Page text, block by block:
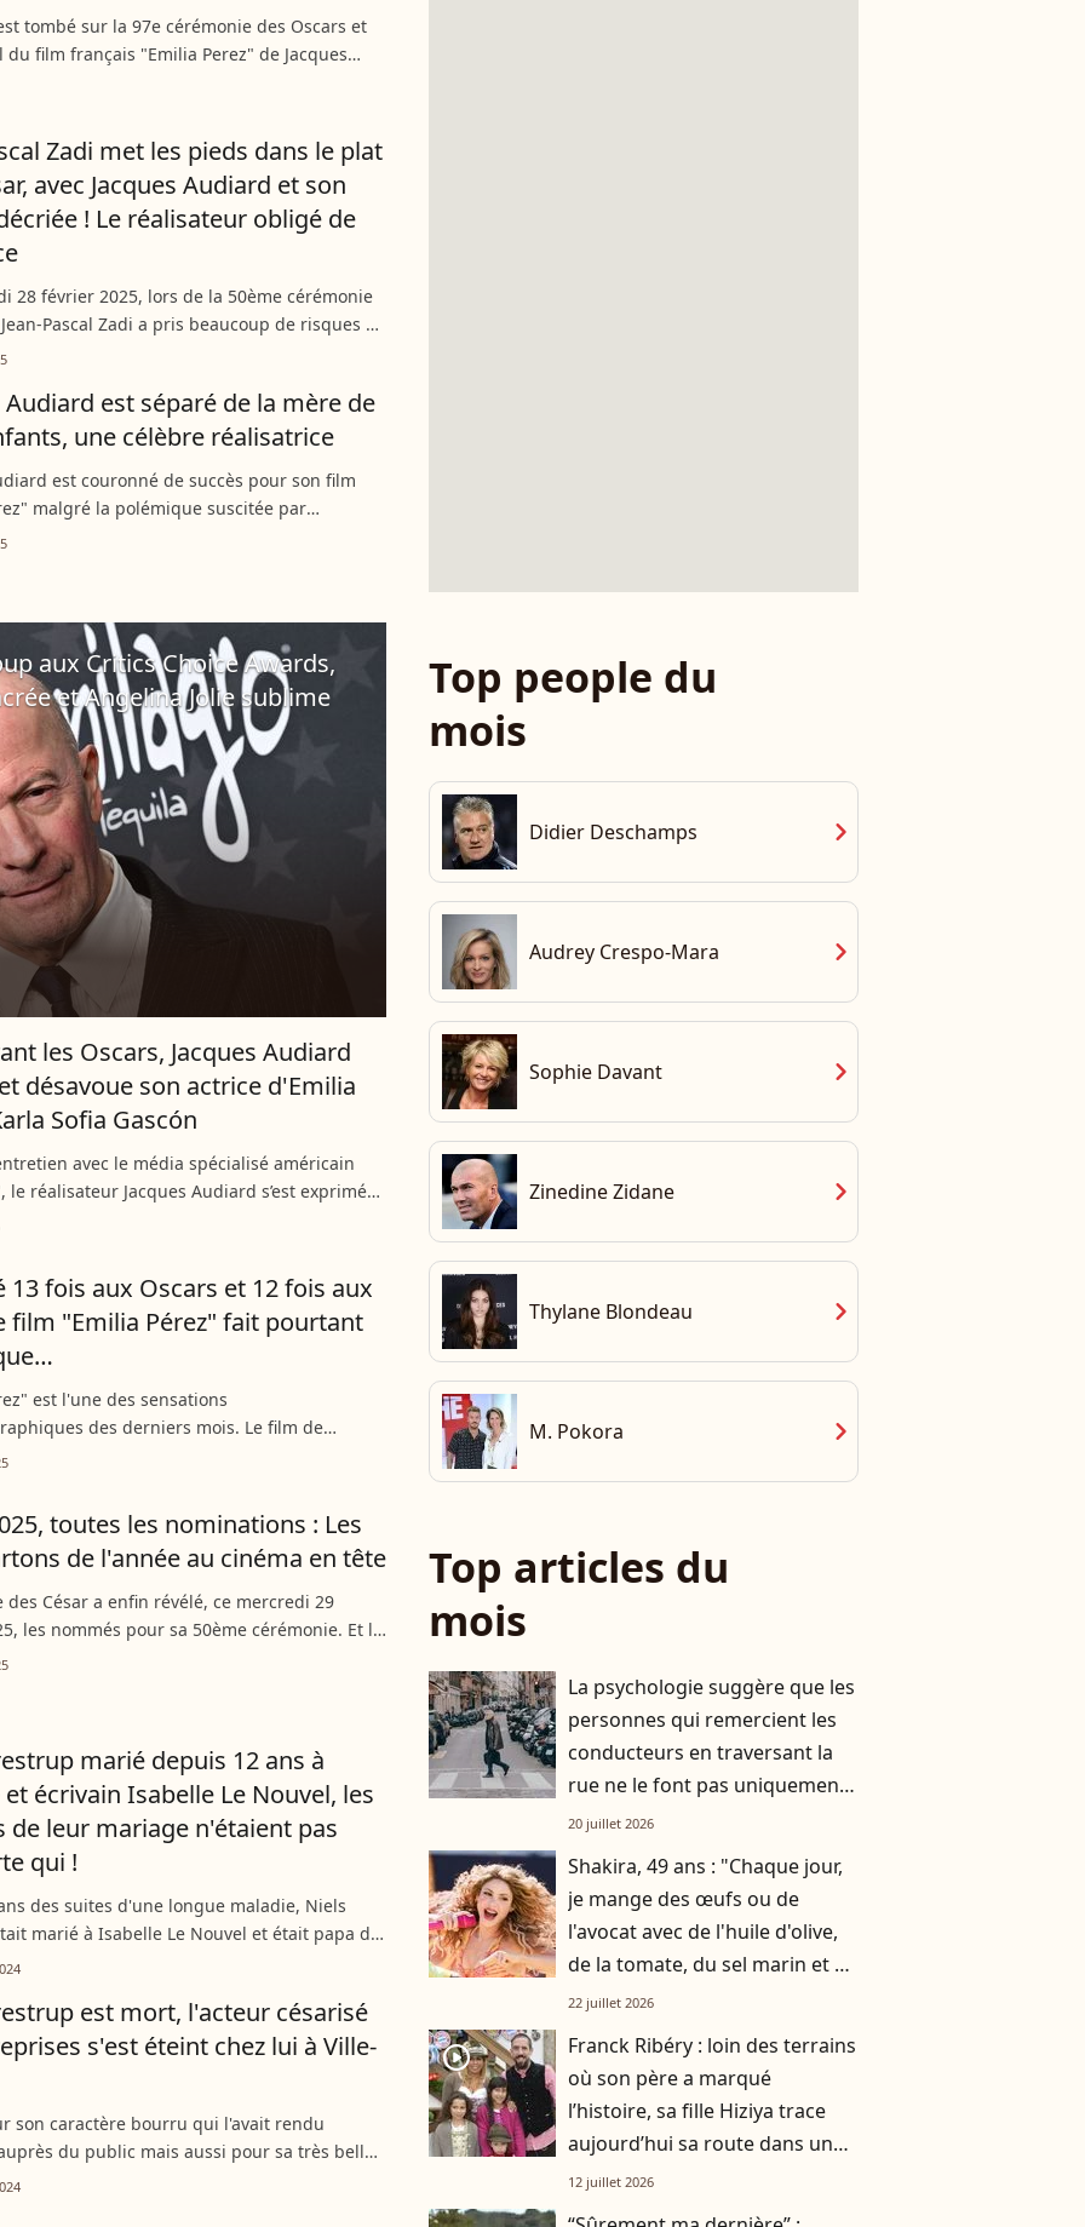
tombé sur la 97e cérémonie des Oscars et
du film français "Emilia Perez" de Jacques
avait décroché 13 nominations et brillé aux
Zadi met les pieds dans le plat
avec Jacques Audiard et son
! Le réalisateur obligé de
28 février 2025, lors de la 50ème cérémonie
Pascal Zadi a pris beaucoup de risques en
le ton de l'humour, une polémique qui
Audiard est séparé de la mère de
une célèbre réalisatrice
est couronné de succès pour son film
malgré la polémique suscitée par
de tweets racistes de l'actrice principale. Si
aux Critics Choice Awards,
et Angelina Jolie sublime
les Oscars, Jacques Audiard
désavoue son actrice d'Emilia
Sofia Gascón
avec le média spécialisé américain
le réalisateur Jacques Audiard s’est exprimé
autour de l’actrice transgenre Karla
13 fois aux Oscars et 12 fois aux
film "Emilia Pérez" fait pourtant
est l'une des sensations
des derniers mois. Le film de
qui raconte la transition du chef d'un
toutes les nominations : Les
de l'année au cinéma en tête
des César a enfin révélé, ce mercredi 29
les nommés pour sa 50ème cérémonie. Et la
promet d'être relevée ! En effet, de nombreux
marié depuis 12 ans à
écrivain Isabelle Le Nouvel, les
de leur mariage n'étaient pas
qui !
des suites d'une longue maladie, Niels
marié à Isabelle Le Nouvel et était papa de
la dramaturge de 51 ans. Amoureux sur le
est mort, l'acteur césarisé
s'est éteint chez lui à Ville-
son caractère bourru qui l'avait rendu
du public mais aussi pour sa très belle
lui a valu de recevoir à trois reprises le César
Top people du
mois
Didier Deschamps chevron_right
Audrey Crespo-Mara chevron_right
Sophie Davant chevron_right
Zinedine Zidane chevron_right
Thylane Blondeau chevron_right
M. Pokora chevron_right
Top articles du
mois
La psychologie suggère que les
personnes qui remercient les
conducteurs en traversant la
rue ne le font pas uniquement
par gratitude
20 juillet 2026
Shakira, 49 ans : "Chaque jour,
je mange des œufs ou de
l'avocat avec de l'huile d'olive,
de la tomate, du sel marin et un
smoothie"
22 juillet 2026
player2
Franck Ribéry : loin des terrains
où son père a marqué
l’histoire, sa fille Hiziya trace
aujourd’hui sa route dans un
tout autre univers
12 juillet 2026